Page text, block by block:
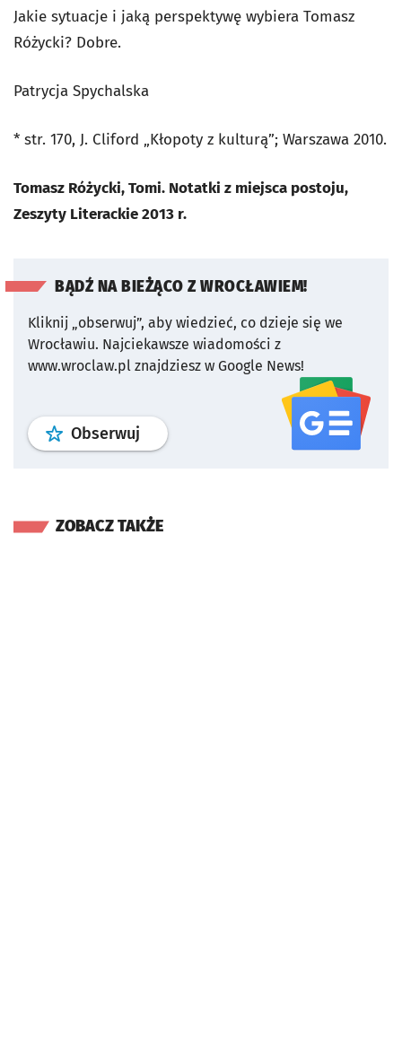
Jakie sytuacje i jaką perspektywę wybiera Tomasz
Różycki? Dobre.
Patrycja Spychalska
* str. 170, J. Cliford „Kłopoty z kulturą”; Warszawa 2010.
Tomasz Różycki,Tomi. Notatki z miejsca postoju,
Zeszyty Literackie 2013 r.
BĄDŹ NA BIEŻĄCO Z WROCŁAWIEM!
Kliknij „obserwuj”, aby wiedzieć, co dzieje się we
Wrocławiu. Najciekawsze wiadomości z
www.wroclaw.pl znajdziesz w Google News!
Obserwuj profil serwisu
ZOBACZ TAKŻE